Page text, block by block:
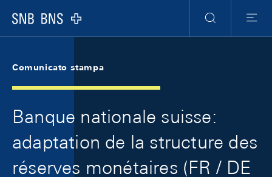
Logo
Ricerca
Menu
Comunicato stampa
Banque nationale suisse:
adaptation de la structure des
réserves monétaires (FR / DE